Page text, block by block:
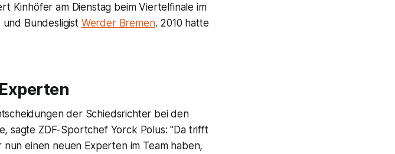
Kinhöfer am Dienstag beim Viertelfinale im
und Bundesligist Werder Bremen. 2010 hatte
der Schiedsrichter bei den
sagte ZDF-Sportchef Yorck Polus: "Da trifft
einen neuen Experten im Team haben,